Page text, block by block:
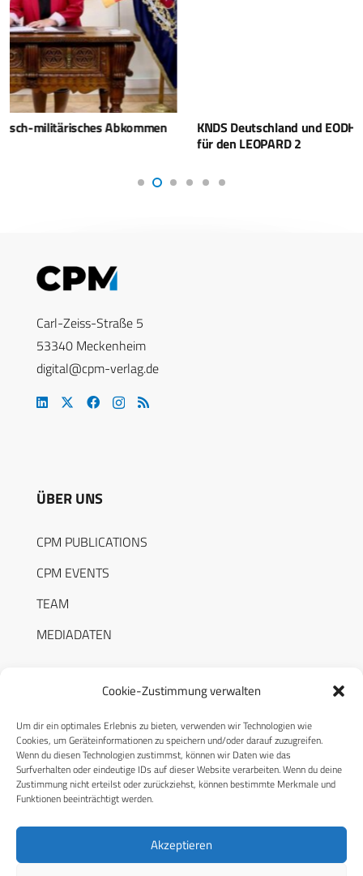
Cookie-Zustimmung verwalten
Um dir ein optimales Erlebnis zu bieten, verwenden wir Technologien wie
Cookies, um Geräteinformationen zu speichern und/oder darauf zuzugreifen.
Wenn du diesen Technologien zustimmst, können wir Daten wie das
Surfverhalten oder eindeutige IDs auf dieser Website verarbeiten. Wenn du deine
Zustimmung nicht erteilst oder zurückziehst, können bestimmte Merkmale und
Funktionen beeinträchtigt werden.
Akzeptieren
KNDS Deutschland und EODH unterzeichnen Kooperation
Carl-Zeiss-Straße 5
53340 Meckenheim
digital@cpm-verlag.de
ÜBER UNS
CPM PUBLICATIONS
CPM EVENTS
TEAM
MEDIADATEN
RECHTLICHES
Datenschutzerklärung
Cookie-Richtlinie (EU)